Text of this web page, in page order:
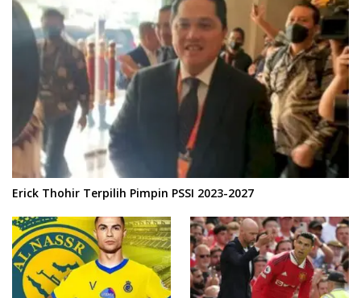
Erick Thohir Terpilih Pimpin PSSI 2023-2027